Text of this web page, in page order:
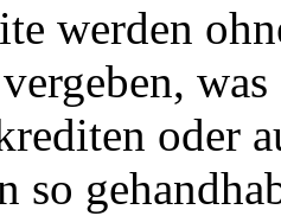
werden
oder
so